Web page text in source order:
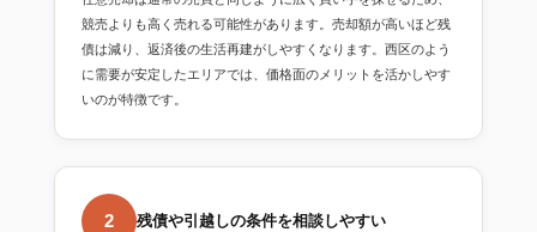
競売よりも高く売れる可能性があります。売却額が高いほど残
債は減り、返済後の生活再建がしやすくなります。西区のよう
に需要が安定したエリアでは、価格面のメリットを活かしやす
いのが特徴です。
2 残債や引越しの条件を相談しやすい